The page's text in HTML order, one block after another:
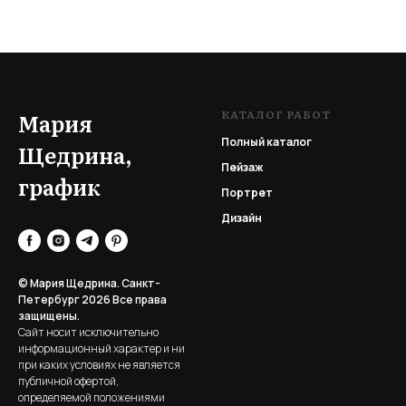
Мария
Щедрина,
график
© Мария Щедрина. Санкт-
Петербург 2026Все права
защищены.
Сайт носит исключительно
информационный характер и ни
при каких условиях не является
публичной офертой,
определяемой положениями
КАТАЛОГ РАБОТ
Полный каталог
Пейзаж
Портрет
Дизайн